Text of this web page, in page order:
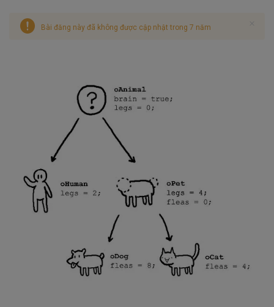
Bài đăng này đã không được cập nhật trong 7 năm